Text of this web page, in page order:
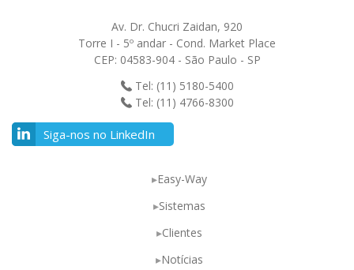
Av. Dr. Chucri Zaidan, 920
Torre I - 5º andar - Cond. Market Place
CEP: 04583-904 - São Paulo - SP
Tel: (11) 5180-5400
Tel: (11) 4766-8300
Siga-nos no LinkedIn
Easy-Way
Sistemas
Clientes
Notícias